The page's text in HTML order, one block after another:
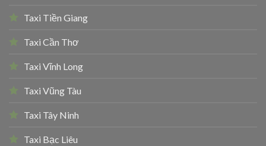
Taxi Tiền Giang
Taxi Cần Thơ
Taxi Vĩnh Long
Taxi Vũng Tàu
Taxi Tây Ninh
Taxi Bạc Liêu